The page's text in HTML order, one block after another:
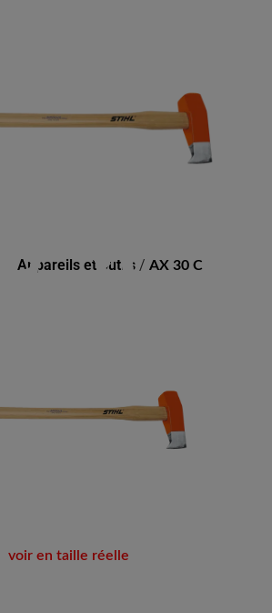
Appareils et outils / AX 30 C
voir en taille réelle